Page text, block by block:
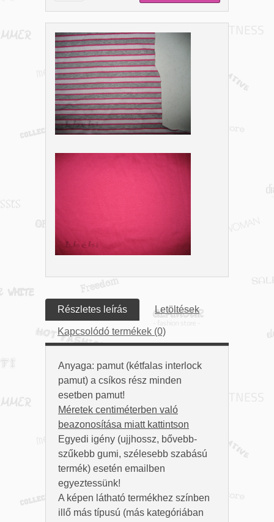
Részletes leírás Letöltések
Kapcsolódó termékek (0)
Anyaga: pamut (kétfalas interlock
pamut) a csíkos rész minden
esetben pamut!
Méretek centiméterben való
beazonosítása miatt kattintson
Egyedi igény (ujjhossz, bővebb-
szűkebb gumi, szélesebb szabású
termék) esetén emailben
egyeztessünk!
A képen látható termékhez színben
illő más típusú (más kategóriában